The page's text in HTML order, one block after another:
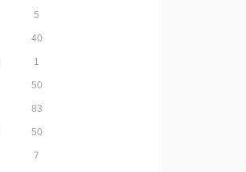
5
40
1
50
83
50
7